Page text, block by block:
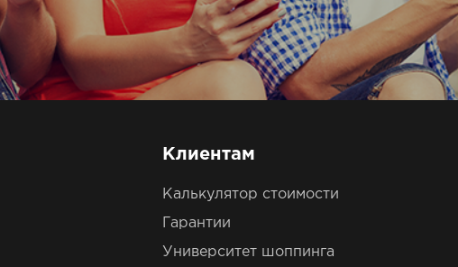
Клиентам
Калькулятор стоимости
Гарантии
Университет шоппинга